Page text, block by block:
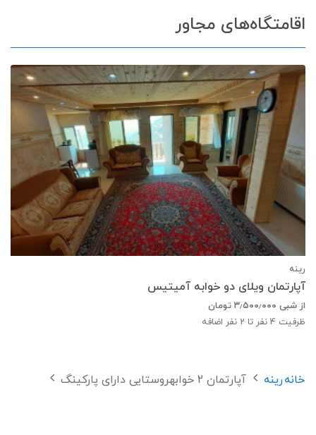
اقامتگاه‌های مجاور
رینه
آپارتمان ویلای دو خوابه آمیتیس
از شبی ۳٫۵۰۰٫۰۰۰ تومان
ظرفیت 4 نفر تا 2 نفر اضافه
خانهرینه آپارتمان 2 خوابهروستایی دارای پارکینگ